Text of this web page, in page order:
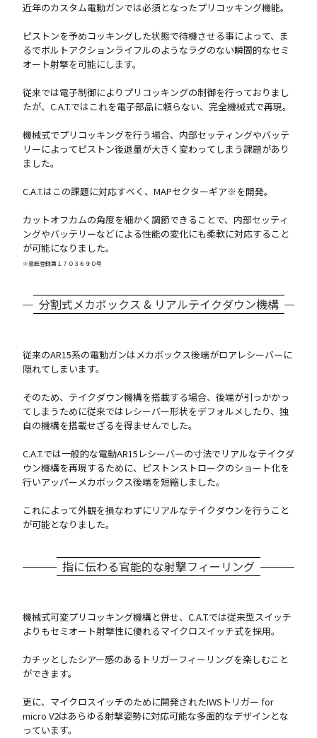
近年のカスタム電動ガンでは必須となったプリコッキング機能。
ピストンを予めコッキングした状態で待機させる事によって、ま
るでボルトアクションライフルのようなラグのない瞬間的なセミ
オート射撃を可能にします。
従来では電子制御によりプリコッキングの制御を行っておりまし
たが、C.A.T.ではこれを電子部品に頼らない、完全機械式で再現。
機械式でプリコッキングを行う場合、内部セッティングやバッテ
リーによってピストン後退量が大きく変わってしまう課題があり
ました。
C.A.T.はこの課題に対応すべく、MAPセクターギア※を開発。
カットオフカムの角度を細かく調節できることで、内部セッティ
ングやバッテリーなどによる性能の変化にも柔軟に対応すること
が可能になりました。
※意匠登録第１７０３６９０号
分割式メカボックス & リアルテイクダウン機構
従来のAR15系の電動ガンはメカボックス後端がロアレシーバーに
隠れてしまいます。
そのため、テイクダウン機構を搭載する場合、後端が引っかかっ
てしまうために従来ではレシーバー形状をデフォルメしたり、独
自の機構を搭載せざるを得ませんでした。
C.A.T.では一般的な電動AR15レシーバーの寸法でリアルなテイクダ
ウン機構を再現するために、ピストンストロークのショート化を
行いアッパーメカボックス後端を短縮しました。
これによって外観を損なわずにリアルなテイクダウンを行うこと
が可能となりました。
指に伝わる官能的な射撃フィーリング
機械式可変プリコッキング機構と併せ、C.A.T.では従来型スイッチ
よりもセミオート射撃性に優れるマイクロスイッチ式を採用。
カチッとしたシアー感のあるトリガーフィーリングを楽しむこと
ができます。
更に、マイクロスイッチのために開発されたIWSトリガー for
micro V2はあらゆる射撃姿勢に対応可能な多面的なデザインとな
っています。